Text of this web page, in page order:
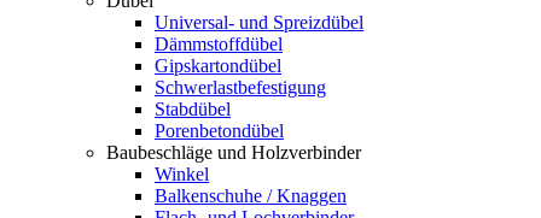
Universal- und Spreizdübel
Dämmstoffdübel
Gipskartondübel
Schwerlastbefestigung
Stabdübel
Porenbetondübel
Baubeschläge und Holzverbinder
Winkel
Balkenschuhe / Knaggen